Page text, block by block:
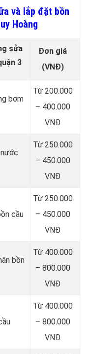
và lắp đặt bồn
Hoàng
sửa
3
Đơn giá
(VNĐ)
bơm
Từ 200.000
– 400.000
VNĐ
Từ 250.000
– 450.000
VNĐ
cầu
Từ 250.000
– 450.000
VNĐ
bồn
Từ 400.000
– 800.000
VNĐ
Từ 400.000
– 800.000
VNĐ